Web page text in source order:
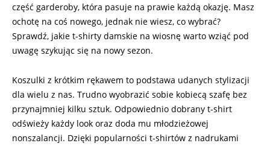
część garderoby, która pasuje na prawie każdą okazję. Masz
ochotę na coś nowego, jednak nie wiesz, co wybrać?
Sprawdź, jakie t-shirty damskie na wiosnę warto wziąć pod
uwagę szykując się na nowy sezon.
Koszulki z krótkim rękawem to podstawa udanych stylizacji
dla wielu z nas. Trudno wyobrazić sobie kobiecą szafę bez
przynajmniej kilku sztuk. Odpowiednio dobrany t-shirt
odświeży każdy look oraz doda mu młodzieżowej
nonszalancji. Dzięki popularności t-shirtów z nadrukami